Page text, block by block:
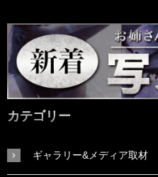
カテゴリー
ギャラリー&メディア取材